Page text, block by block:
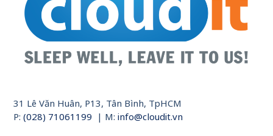
31 Lê Văn Huân, P13, Tân Bình, TpHCM
P:(028) 71061199 | M:info@cloudit.vn